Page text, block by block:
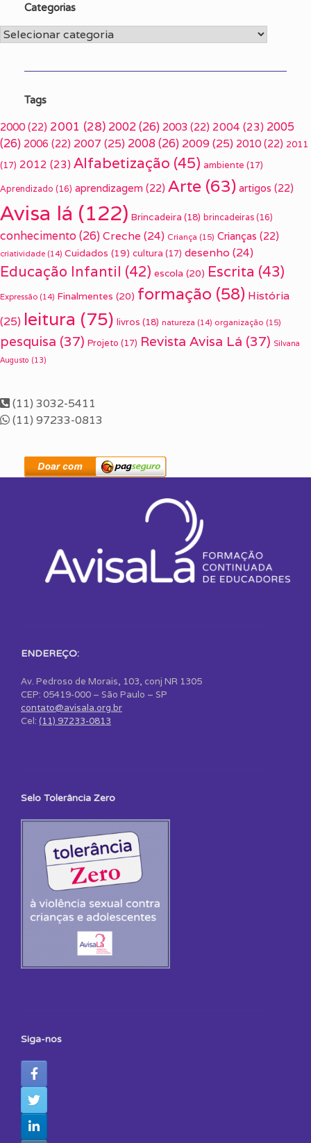
Categorias
Categorias
Tags
2000 (22) 2001 (28) 2002(26) 2003 (22) 2004 (23) 2005
(26) 2006 (22) 2007 (25) 2008(26) 2009(25) 2010 (22) 2011
(17) 2012 (23) Alfabetização (45) ambiente (17)
Aprendizado (16) aprendizagem (22) Arte (63) artigos (22)
Avisa lá (122) Brincadeira (18) brincadeiras (16)
conhecimento(26) Creche (24) Criança (15) Crianças (22)
criatividade (14) Cuidados (19) cultura (17) desenho (24)
Educação Infantil (42) escola (20) Escrita (43)
Expressão (14) Finalmentes (20) formação (58) História
(25) leitura (75) livros (18) natureza (14) organização (15)
pesquisa (37) Projeto (17) Revista Avisa Lá (37) Silvana
Augusto (13)
(11) 3032-5411
(11) 97233-0813
ENDEREÇO:
Av. Pedroso de Morais, 103, conj NR 1305
CEP: 05419-000 – São Paulo – SP
contato@avisala.org.br
Cel: (11) 97233-0813
Selo Tolerância Zero
Siga-nos